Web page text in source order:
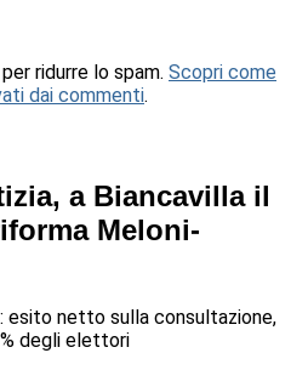
ridurre lo spam. Scopri come
dai commenti.
a Biancavilla il
Meloni-
esito netto sulla consultazione,
degli elettori